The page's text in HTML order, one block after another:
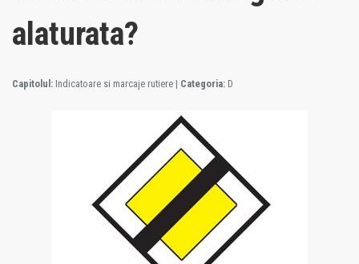
alaturata?
Capitolul: Indicatoare si marcaje rutiere | Categoria: D